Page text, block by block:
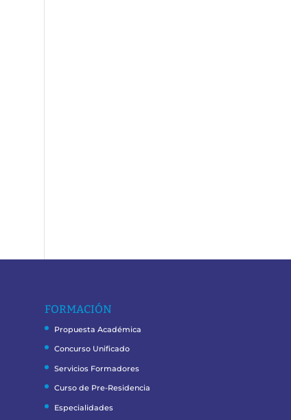
FORMACIÓN
Propuesta Académica
Concurso Unificado
Servicios Formadores
Curso de Pre-Residencia
Especialidades